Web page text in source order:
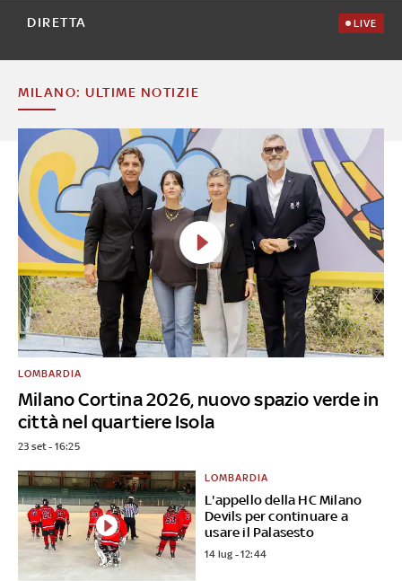
DIRETTA LIVE
MILANO: ULTIME NOTIZIE
Milano Cortina 2026, nuovo spazio verde in
città nel quartiere Isola
LOMBARDIA
23 set - 16:25
L'appello della HC Milano
Devils per continuare a
usare il Palasesto
LOMBARDIA
14 lug - 12:44